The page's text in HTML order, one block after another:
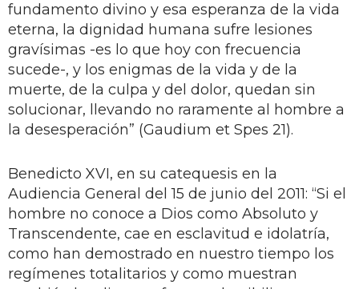
fundamento divino y esa esperanza de la vida
eterna, la dignidad humana sufre lesiones
gravísimas -es lo que hoy con frecuencia
sucede-, y los enigmas de la vida y de la
muerte, de la culpa y del dolor, quedan sin
solucionar, llevando no raramente al hombre a
la desesperación” (Gaudium et Spes 21).
Benedicto XVI, en su catequesis en la
Audiencia General del 15 de junio del 2011: “Si el
hombre no conoce a Dios como Absoluto y
Transcendente, cae en esclavitud e idolatría,
como han demostrado en nuestro tiempo los
regímenes totalitarios y como muestran